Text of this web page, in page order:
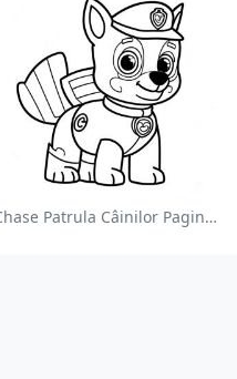
Chase Patrula Câinilor Pagina De Colorat